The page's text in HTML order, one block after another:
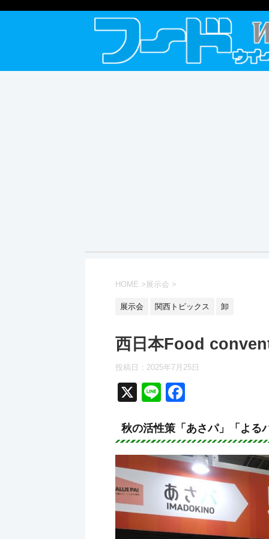
HOME > 展示会 >
展示会 関西トピックス 卸
西日本Food
投稿日：2025年7月25日
X
Li
e
c
e
b
o
o
k
秋の活性策「あさパ」「よる